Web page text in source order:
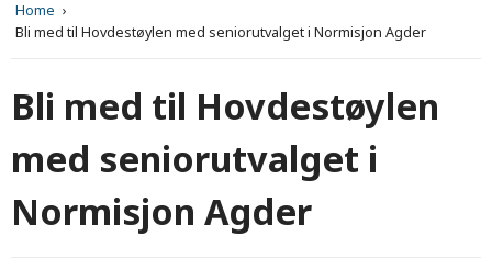
Home
Bli med til Hovdestøylen med seniorutvalget i Normisjon Agder
Bli med til Hovdestøylen
med seniorutvalget i
Normisjon Agder